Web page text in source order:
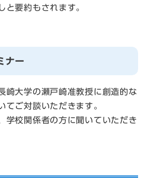
と要約もされます。
ナー
崎大学の瀬戸崎准教授に創造的な
てご対談いただきます。
学校関係者の方に聞いていただき